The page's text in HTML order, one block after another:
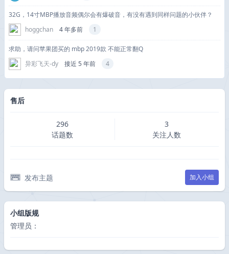
32G，14寸MBP播放音频偶尔会有爆破音，有没有遇到同样问题的小伙伴？
hoggchan
4 年多前 1
求助，请问苹果团买的 mbp 2019款 不能正常翻Q
异彩飞天-dy
接近 5 年前 4
售后
296
话题数
3
关注人数
发布主题 加入小组
小组版规
管理员：